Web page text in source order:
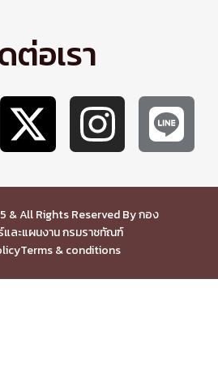
ต่อเรา
& All Rights Reserved By กอง
ละแผนงาน กรมราชทัณฑ์
Terms & conditions